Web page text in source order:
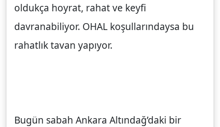
oldukça hoyrat, rahat ve keyfi
davranabiliyor. OHAL koşullarındaysa bu
rahatlık tavan yapıyor.
Bugün sabah Ankara Altındağ’daki bir